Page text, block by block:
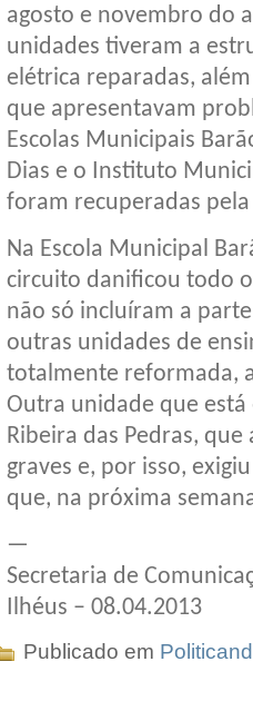
agosto e novembro do
unidades tiveram a
elétrica reparadas,
que apresentavam
Escolas Municipais
Dias e o Instituto
foram recuperadas
Na Escola Municipal
circuito danificou todo
não só incluíram a
outras unidades de
totalmente reformada,
Outra unidade que
Ribeira das Pedras,
graves e, por isso,
que, na próxima
—
Secretaria de
Ilhéus – 08.04.2013
Publicado em